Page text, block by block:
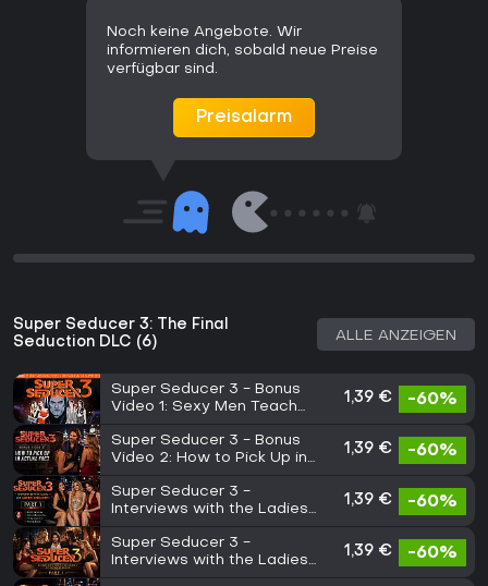
Noch keine Angebote. Wir
informieren dich, sobald neue Preise
verfügbar sind.
Preisalarm
Super Seducer 3: The Final
Seduction DLC (6)
ALLE ANZEIGEN
Super Seducer 3 - Bonus
Video 1: Sexy Men Teach
Seducer
1,39 € -60%
Super Seducer 3 - Bonus
Video 2: How to Pick Up in
1,39 € -60%
Super Seducer 3 -
Interviews with the Ladies
1,39 € -60%
Super Seducer 3 -
Interviews with the Ladies
1,39 € -60%